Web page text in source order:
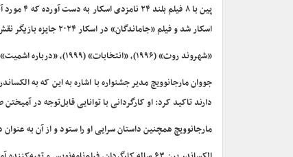
اسکار شد و فیلم «جاماندگان» در اسکار ۲۰۲۴ جایزه بازیگر نقش مکمل زن را کسب کرد.
«شهروند روت» (۱۹۹۶)، «انتخابات» (۱۹۹۹)، «درباره اشمیت» (۲۰۰۲)، «زادگان» (۲۰۱۱)، «نبراسکا» (۲۰۱۳) و «کوچک سازی» (۲۰۱۷) از جمله فیلم‌های اوست.
جووان مارجانوویچ مدیر جشنواره با اشاره به این که به
دارند تاکید کرد: او کارگردانی با توانایی قابل‌توجه در
مارجانوویچ همچنین داستان سرایی او را ستود و از آن به